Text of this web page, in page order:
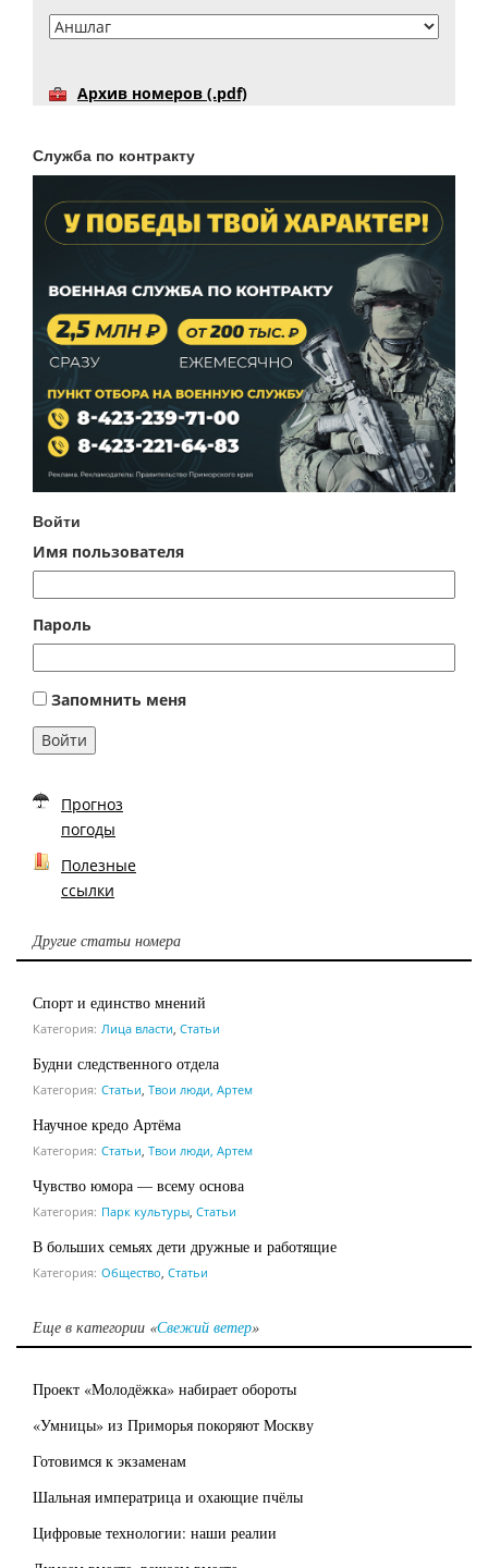
Архив номеров (.pdf)
Служба по контракту
Войти
Имя пользователя
Пароль
Запомнить меня
Войти
Прогноз
погоды
Полезные
ссылки
Другие статьи номера
Спорт и единство мнений
Категория: Лица власти Статьи
Будни следственного отдела
Категория: Статьи Твои люди, Артем
Научное кредо Артёма
Категория: Статьи Твои люди, Артем
Чувство юмора — всему основа
Категория: Парк культуры Статьи
В больших семьях дети дружные и работящие
Категория: Общество Статьи
Еще в категории «Свежий ветер»
Проект «Молодёжка» набирает обороты
«Умницы» из Приморья покоряют Москву
Готовимся к экзаменам
Шальная императрица и охающие пчёлы
Цифровые технологии: наши реалии